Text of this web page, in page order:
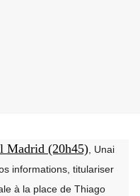
Madrid (20h45) , Unai
informations, titulariser
à la place de Thiago